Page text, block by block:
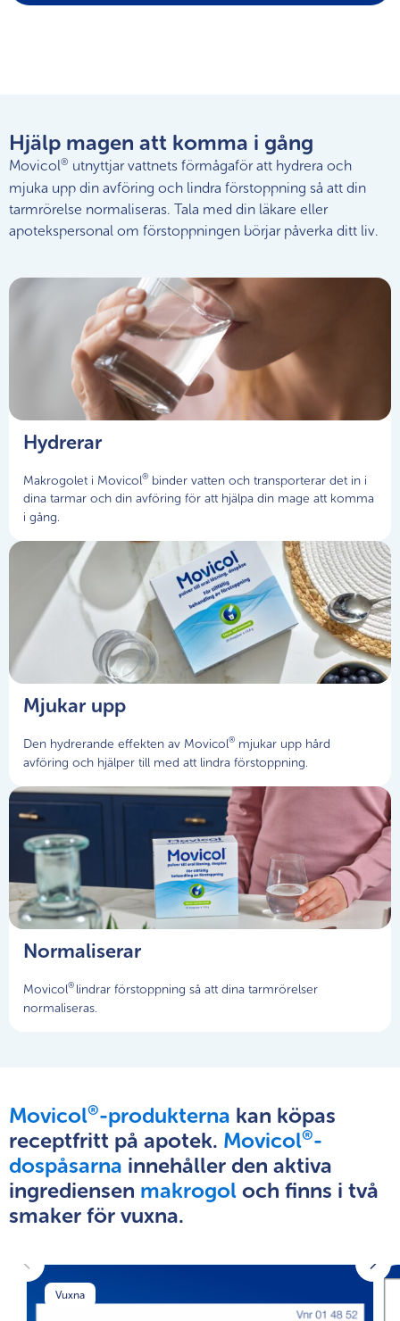
Hjälp magen att komma i gång
Movicol® utnyttjar vattnets förmågaför att hydrera och
mjuka upp din avföring och lindra förstoppning så att din
tarmrörelse normaliseras. Tala med din läkare eller
apotekspersonal om förstoppningen börjar påverka ditt liv.
Hydrerar
Makrogolet i Movicol® binder vatten och transporterar det in i
dina tarmar och din avföring för att hjälpa din mage att komma
i gång.
Mjukar upp
Den hydrerande effekten av Movicol® mjukar upp hård
avföring och hjälper till med att lindra förstoppning.
Normaliserar
Movicol® lindrar förstoppning så att dina tarmrörelser
normaliseras.
Movicol®-produkterna kan köpas
receptfritt på apotek. Movicol®-
dospåsarna innehåller den aktiva
ingrediensen makrogol och finns i två
smaker för vuxna.
Vuxna